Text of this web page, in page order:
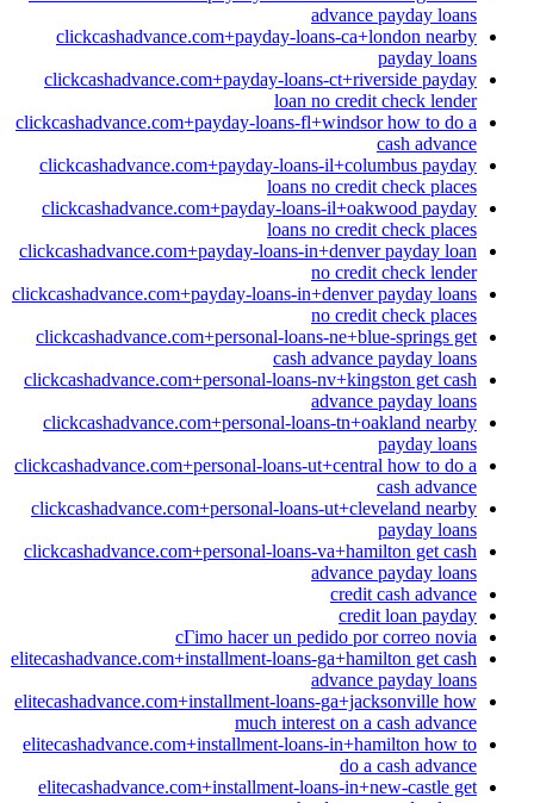
advance payday loans
clickcashadvance.com+payday-loans-ca+london nearby
payday loans
clickcashadvance.com+payday-loans-ct+riverside payday
loan no credit check lender
clickcashadvance.com+payday-loans-fl+windsor how to do a
cash advance
clickcashadvance.com+payday-loans-il+columbus payday
loans no credit check places
clickcashadvance.com+payday-loans-il+oakwood payday
loans no credit check places
clickcashadvance.com+payday-loans-in+denver payday loan
no credit check lender
clickcashadvance.com+payday-loans-in+denver payday loans
no credit check places
clickcashadvance.com+personal-loans-ne+blue-springs get
cash advance payday loans
clickcashadvance.com+personal-loans-nv+kingston get cash
advance payday loans
clickcashadvance.com+personal-loans-tn+oakland nearby
payday loans
clickcashadvance.com+personal-loans-ut+central how to do a
cash advance
clickcashadvance.com+personal-loans-ut+cleveland nearby
payday loans
clickcashadvance.com+personal-loans-va+hamilton get cash
advance payday loans
credit cash advance
credit loan payday
cГіmo hacer un pedido por correo novia
elitecashadvance.com+installment-loans-ga+hamilton get cash
advance payday loans
elitecashadvance.com+installment-loans-ga+jacksonville how
much interest on a cash advance
elitecashadvance.com+installment-loans-in+hamilton how to
do a cash advance
elitecashadvance.com+installment-loans-in+new-castle get